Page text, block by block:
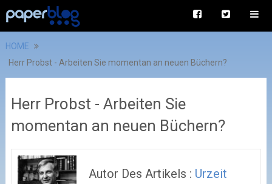
HOME
Herr Probst - Arbeiten Sie momentan an neuen Büchern?
Herr Probst - Arbeiten Sie
momentan an neuen Büchern?
Autor Des Artikels : Urzeit